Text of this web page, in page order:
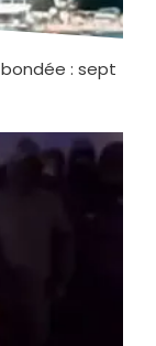
: sept